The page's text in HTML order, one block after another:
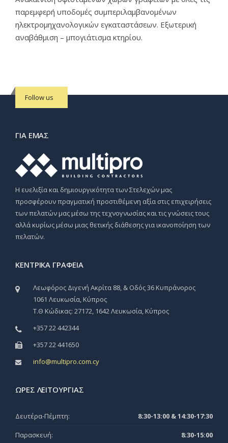
παρεμφερή υποδομές συμπεριλαμβανομένων
ηλεκτρομηχανολογικών εγκαταστάσεων. Εξωτερική
αναβάθμιση – μπογιάτισμα κτηρίου.
Follow us
ΓΙΑ ΕΜΆΣ
Η ευελιξία και δημιουργικότητα των Στελεχών μας
προσφέρουν πραγματική προστιθέμενη αξία στις επιχειρήσεις
των πελατών μας μέσω της τεχνογνωσίας και τις γνώσεις τους
αλλά κυρίως μέσω μιας θετικής διάθεσης για ικανοποίηση των
πελατών.
ΚΕΝΤΡΙΚΆ ΓΡΑΦΕΊΑ
Λεωφόρος Διγενή Ακρίτα 88, & Οδός 36 Κυπράνορος
1061 Λευκωσία, Κύπρος
Τ.Θ Κώδικας: 27172, 1642 Λευκωσία, Κύπρος
+357 22 442344
+357 22 441650
info@multipro.com.cy
ΏΡΕΣ ΛΕΙΤΟΥΡΓΊΑΣ
Δευτέρα-Πέμπτη: 8:30-13:00 & 14:30-17:30
Παρασκευή: 8:30-15:00